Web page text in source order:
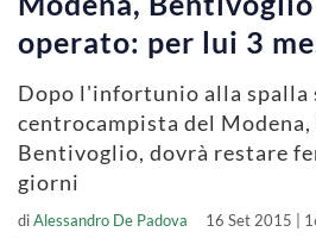
operato: per lui 3
Dopo l'infortunio alla spalla
centrocampista del Modena,
Bentivoglio, dovrà restare
giorni
diAlessandro De Padova 16 Set 2015 |